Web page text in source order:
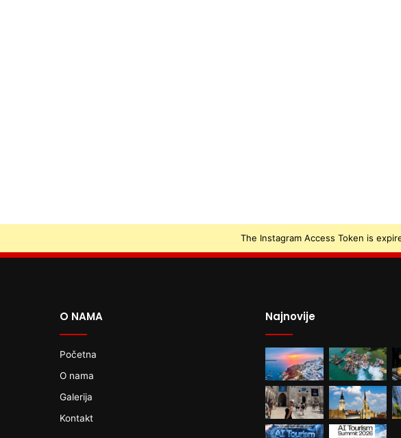
The Instagram Access Token is
O NAMA
Početna
O nama
Galerija
Kontakt
Najnovije